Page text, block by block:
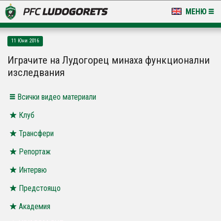
МЕНЮ
LUDOGORETS TV
НА ТЕРЕНА
СТАДИОН & БАЗИ
11 Юни 2016
Играчите на Лудогорец минаха функционални
изследвания
Всички видео материали
Клуб
Трансфери
Репортаж
Интервю
Предстоящо
Академия